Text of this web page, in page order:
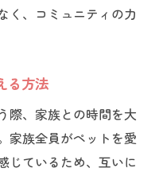
く、コミュニティの力
る方法
際、家族との時間を大
家族全員がペットを愛
じているため、互いに